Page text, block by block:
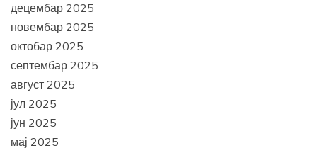
децембар 2025
новембар 2025
октобар 2025
септембар 2025
август 2025
јул 2025
јун 2025
мај 2025